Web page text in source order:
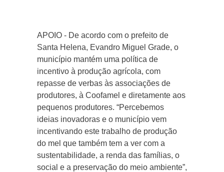
APOIO - De acordo com o prefeito de
Santa Helena, Evandro Miguel Grade, o
município mantém uma política de
incentivo à produção agrícola, com
repasse de verbas às associações de
produtores, à Coofamel e diretamente aos
pequenos produtores. “Percebemos
ideias inovadoras e o município vem
incentivando este trabalho de produção
do mel que também tem a ver com a
sustentabilidade, a renda das famílias, o
social e a preservação do meio ambiente”,